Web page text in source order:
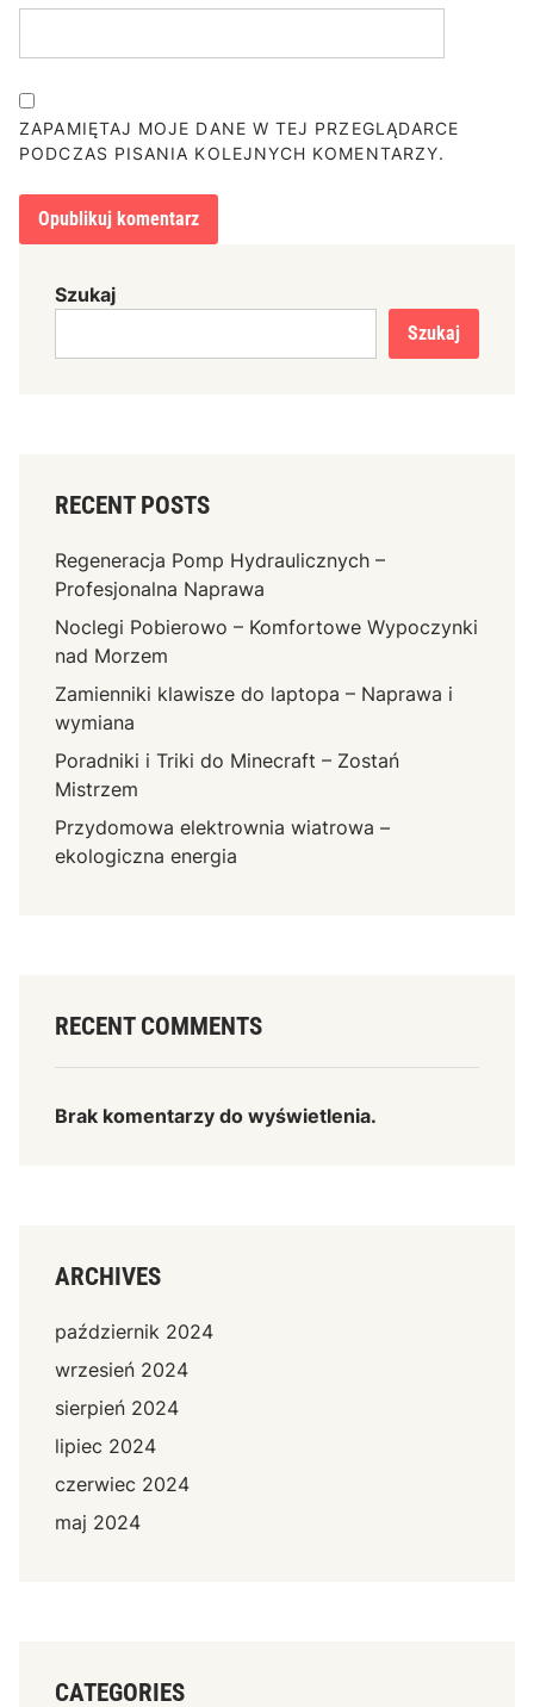
ZAPAMIĘTAJ MOJE DANE W TEJ PRZEGLĄDARCE
PODCZAS PISANIA KOLEJNYCH KOMENTARZY.
Szukaj
Szukaj
RECENT POSTS
Regeneracja Pomp Hydraulicznych –
Profesjonalna Naprawa
Noclegi Pobierowo – Komfortowe Wypoczynki
nad Morzem
Zamienniki klawisze do laptopa – Naprawa i
wymiana
Poradniki i Triki do Minecraft – Zostań
Mistrzem
Przydomowa elektrownia wiatrowa –
ekologiczna energia
RECENT COMMENTS
Brak komentarzy do wyświetlenia.
ARCHIVES
październik 2024
wrzesień 2024
sierpień 2024
lipiec 2024
czerwiec 2024
maj 2024
CATEGORIES